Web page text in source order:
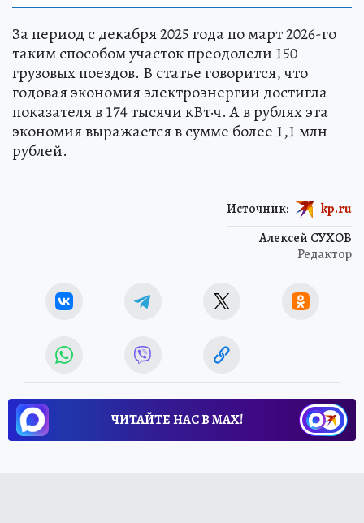
За период с декабря 2025 года по март 2026-го
таким способом участок преодолели 150
грузовых поездов. В статье говорится, что
годовая экономия электроэнергии достигла
показателя в 174 тысячи кВт·ч. А в рублях эта
экономия выражается в сумме более 1,1 млн
рублей.
Алексей СУХОВ
Редактор
Источник: kp.ru
ЧИТАЙТЕ НАС В МАХ!